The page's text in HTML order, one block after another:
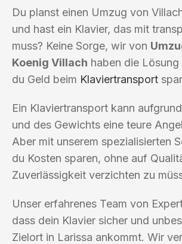
Du planst einen Umzug von
und hast ein Klavier, das mit
muss? Keine Sorge, wir von
Koenig Villach haben die
du Geld beim Klaviertransport
Ein Klaviertransport kann
und des Gewichts eine teure
Aber mit unserem spezialisierten
du Kosten sparen, ohne auf
Zuverlässigkeit verzichten zu
Unser erfahrenes Team von
dass dein Klavier sicher und
Zielort in Larissa ankommt. Wir